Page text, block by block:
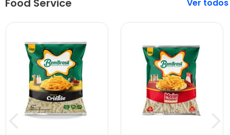
Food Service